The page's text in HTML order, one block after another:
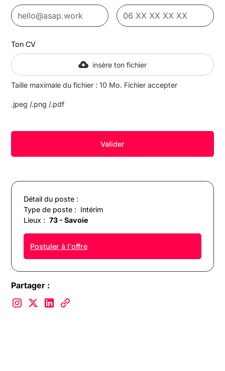
Détail du poste :
Type de poste : Intérim
Lieux : 73 - Savoie
Postuler à l'offre
Partager :
Ton CV
insère ton fichier
Taille maximale du fichier : 10 Mo. Fichier accepter
.jpeg /.png /.pdf